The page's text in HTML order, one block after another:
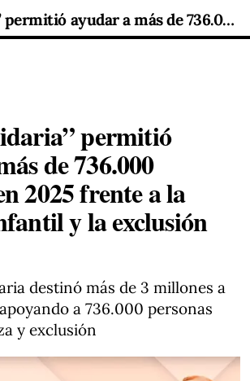
La “X Solidaria” permitió ayudar a más de 736.000 personas en 2025 frente a la pobreza infantil y la exclusión social
permitió
de 736.000
2025 frente a la
y la exclusión
destinó más de 3 millones a
a 736.000 personas
y exclusión